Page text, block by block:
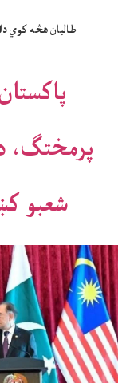
طالبان هڅه کوي
پرمختګ،
شعبو